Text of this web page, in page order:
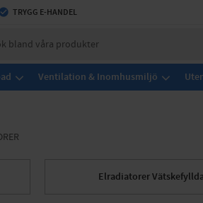
TRYGG E-HANDEL
Ventilation & Inomhusmiljö
Elradiatorer Vätskefyllda